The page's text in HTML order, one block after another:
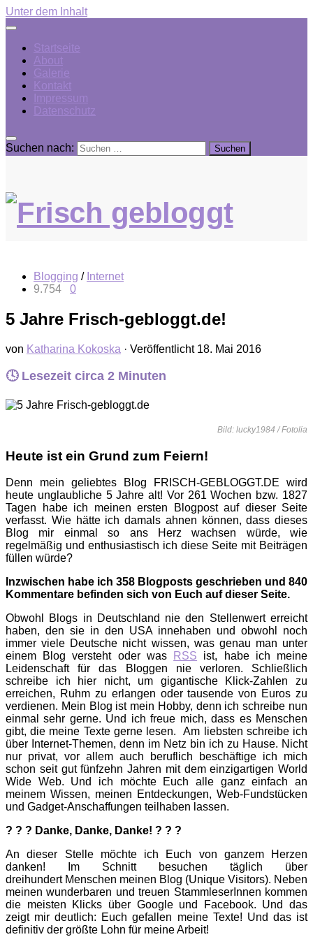
Unter dem Inhalt
Startseite
About
Galerie
Kontakt
Impressum
Datenschutz
Suchen nach:
Blogging / Internet
9.754 0
5 Jahre Frisch-gebloggt.de!
von Katharina Kokoska · Veröffentlicht 18. Mai 2016
🕓 Lesezeit circa 2 Minuten
Bild: lucky1984 / Fotolia
Heute ist ein Grund zum Feiern!
Denn mein geliebtes Blog FRISCH-GEBLOGGT.DE wird
heute unglaubliche 5 Jahre alt! Vor 261 Wochen bzw. 1827
Tagen habe ich meinen ersten Blogpost auf dieser Seite
verfasst. Wie hätte ich damals ahnen können, dass dieses
Blog mir einmal so ans Herz wachsen würde, wie
regelmäßig und enthusiastisch ich diese Seite mit Beiträgen
füllen würde?
Inzwischen habe ich 358 Blogposts geschrieben und 840
Kommentare befinden sich von Euch auf dieser Seite.
Obwohl Blogs in Deutschland nie den Stellenwert erreicht
haben, den sie in den USA innehaben und obwohl noch
immer viele Deutsche nicht wissen, was genau man unter
einem Blog versteht oder was
RSS ist, habe ich meine
Leidenschaft für das Bloggen nie verloren. Schließlich
schreibe ich hier nicht, um gigantische Klick-Zahlen zu
erreichen, Ruhm zu erlangen oder tausende von Euros zu
verdienen. Mein Blog ist mein Hobby, denn ich schreibe nun
einmal sehr gerne. Und ich freue mich, dass es Menschen
gibt, die meine Texte gerne lesen. Am liebsten schreibe ich
über Internet-Themen, denn im Netz bin ich zu Hause. Nicht
nur privat, vor allem auch beruflich beschäftige ich mich
schon seit gut fünfzehn Jahren mit dem einzigartigen World
Wide Web. Und ich möchte Euch alle ganz einfach an
meinem Wissen, meinen Entdeckungen, Web-Fundstücken
und Gadget-Anschaffungen teilhaben lassen.
? ? ? Danke, Danke, Danke! ? ? ?
An dieser Stelle möchte ich Euch von ganzem Herzen
danken! Im Schnitt besuchen täglich über
dreihundert Menschen meinen Blog (Unique Visitors). Neben
meinen wunderbaren und treuen StammleserInnen kommen
die meisten Klicks über Google und Facebook. Und das
zeigt mir deutlich: Euch gefallen meine Texte! Und das ist
definitiv der größte Lohn für meine Arbeit!